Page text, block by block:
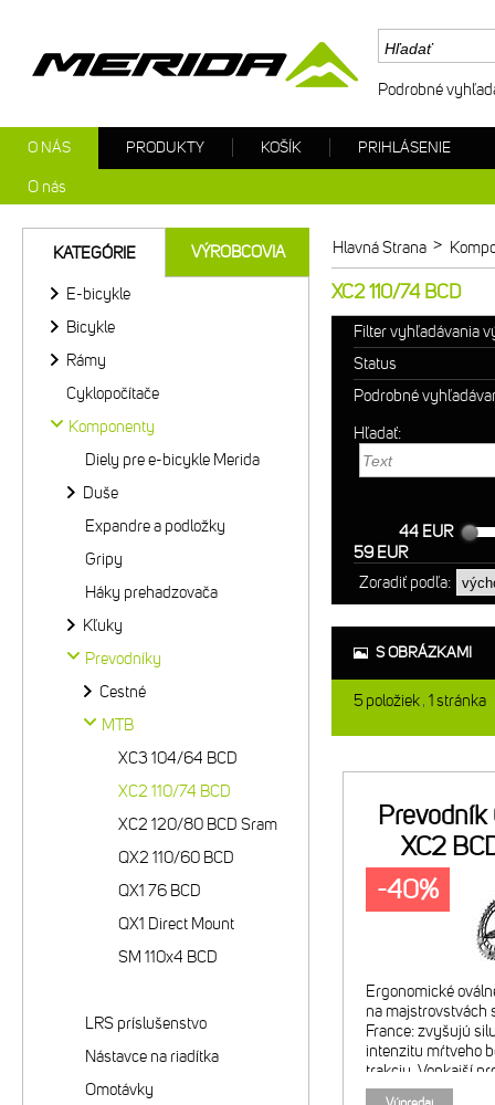
Hlavná Strana >
XC2 110/74 BCD
Filter vyhľadávania
Status
Podrobné
Hľadať:
44 EUR
59 EUR
Zoradiť podľa:
S OBRÁZKAMI
5položiek 1stránka
XC2
Ergonomické
na majstrovstvách
France: zvyšujú
intenzitu mŕtveho
trakciu. Vonkajší
Odporúčaná
-40%
KATEGÓRIE VÝROBCOVIA
E-bicykle
Bicykle
Rámy
Cyklopočítače
Komponenty
Diely pre e-bicykle Merida
Duše
Expandre a podložky
Gripy
Háky prehadzovača
Kľuky
Prevodníky
Cestné
MTB
XC3 104/64 BCD
XC2 110/74 BCD
XC2 120/80 BCD Sram
QX2 110/60 BCD
QX1 76 BCD
QX1 Direct Mount
SM 110x4 BCD
LRS príslušenstvo
Nástavce na riadítka
Omotávky
Podrobné
O NÁS
O nás
PRODUKTY KOŠÍK PRIHLÁSENIE